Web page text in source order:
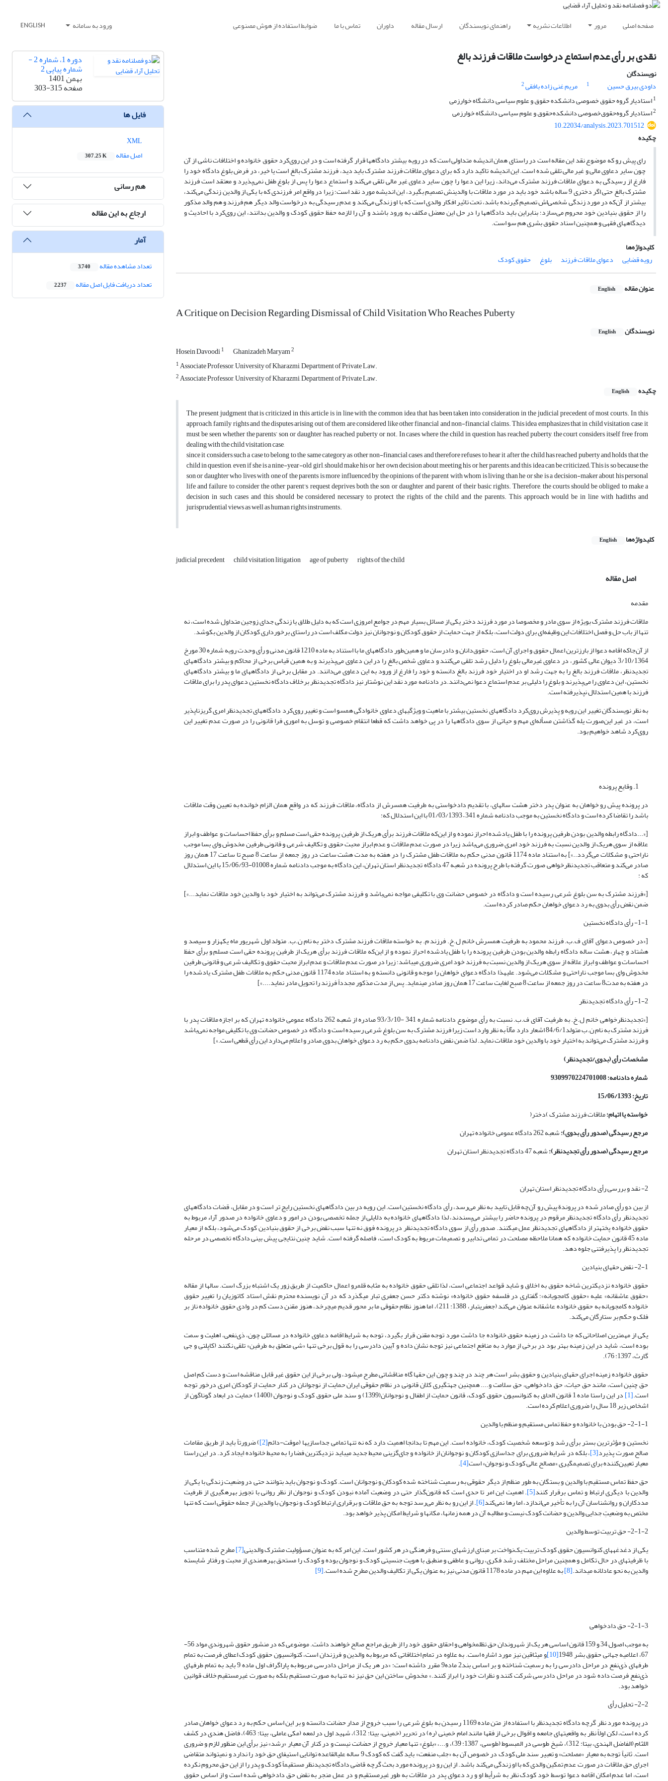
صفحه اصلی مرور اطلاعات نشریه راهنمای نویسندگان ارسال مقاله داوران تماس با ما ضوابط استفاده از هوش مصنوعی ورود به سامانه ENGLISH
نقدی بر رأی عدم استماع درخواست ملاقات فرزند بالغ
نویسندگان
داودی بیرق حسین
1 مریم غنی زاده بافقی2
1استادیار گروه حقوق خصوصی دانشکده حقوق و علوم سیاسی دانشگاه خوارزمی
2استادیار گروه‌حقوق‌خصوصی دانشکده‌حقوق‌ و‌ علوم‌ سیاسی دانشگاه‌ خوارزمی
10.22034/analysis.2023.701512
چکیده
رای پیش رو که موضوع نقد این مقاله است در راستای همان اندیشه متداولی است که در رویه بیشتر دادگاهها قرار گرفته است و در این روی‌کرد حقوق خانواده و اختلافات ناشی از آن
چون سایر دعاوی مالی و غیر مالی تلقی شده است. این اندیشه تاکید دارد که برای دعوای ملاقات فرزند مشترک باید دید، فرزند مشترک بالغ است یا خیر، در فرض بلوغ دادگاه خود را
فارغ از رسیدگی به دعوای ملاقات فرزند مشترک می‌داند، زیرا این دعوا را چون سایر دعاوی غیر مالی تلقی می‌کند و استماع دعوا را پس از بلوغ طفل نمی‌پذیرد و معتقد است فرزند
مشترک بالغ حتی اگر دختری 9 ساله باشد خود باید در مورد ملاقات با والدینش تصمیم بگیرد، این اندیشه مورد نقد است؛ زیرا در واقع امر فرزندی که با یکی از والدین زندگی می‌کند،
بیشتر از آن‌که در مورد زندگی شخصی‌اش تصمیم گیرنده باشد، تحت تاثیر افکار والدی است که با او زندگی می‌کند و عدم رسیدگی به درخواست والد دیگر هم فرزند و هم والد مذکور
را از حقوق بنیادین خود محروم می‌سازد؛ بنابراین باید دادگاهها را در حل این معضل مکلف به ورود باشند و آن را لازمه حفظ حقوق کودک و والدین بدانند، این روی‌کرد با احادیث و
دیدگاههای فقهی و همچنین اسناد حقوق بشری هم سو است.
کلیدواژه‌ها
رویه قضایی
دعوای ملاقات فرزند بلوغ حقوق کودک
عنوان مقاله English
A Critique on Decision Regarding Dismissal of Child Visitation Who Reaches Puberty
نویسندگان English
Hosein Davoodi1 Ghanizadeh Maryam2
1Associate Professor, University of Kharazmi, Department of Private Law.
2Associate Professor, University of Kharazmi, Department of Private Law.
چکیده
English
The present judgment that is criticized in this article is in line with the common idea that has been taken into consideration in the judicial precedent of most courts. In this
approach, family rights and the disputes arising out of them are considered like other financial and non-financial claims. This idea emphasizes that in child visitation case, it
must be seen whether the parents’ son or daughter has reached puberty or not. In cases where the child in question has reached puberty, the court considers itself free from
dealing with the child visitation case,
since it considers such a case to belong to the same category as other non-financial cases and therefore refuses to hear it after the child has reached puberty and holds that the
child in question, even if she is a nine-year-old girl, should make his or her own decision about meeting his or her parents, and this idea can be criticized; This is so because the
son or daughter who lives with one of the parents is more influenced by the opinions of the parent with whom is living than he or she is a decision-maker about his personal
life and failure to consider the other parent's request deprives both the son or daughter and parent of their basic rights. Therefore, the courts should be obliged to make a
decision in such cases and this should be considered necessary to protect the rights of the child and the parents. This approach would be in line with hadiths and
jurisprudential views as well as human rights instruments.
کلیدواژه‌ها English
judicial precedent child visitation litigation age of puberty rights of the child
اصل مقاله
مقدمه
ملاقات فرزند مشترک بویژه از سوی مادر و مخصوصا در مورد فرزند دختر یکی از مسائل بسیار مهم در جوامع امروزی است که به دلیل طلاق یا زندگی جدای زوجین متداول شده است، نه
تنها از باب حل و فصل اختلافات این وظیفه‌ای برای دولت است، بلکه از جهت حمایت از حقوق کودکان و نوجوانان نیز دولت مکلف است در راستای برخورداری کودکان از والدین بکوشد.
از آن‌جاکه اقامه دعوا از بارزترین اعمال حقوق و اجرای آن است، حقوق‌دانان و دادرسان ما و همین‌طور دادگاههای ما با استناد به ماده 1210 قانون مدنی و رأی وحدت رویه شماره 30 مورخ
3/10/1364 دیوان عالی کشور، در دعاوی غیرمالی بلوغ را دلیل رشد تلقی می‌کنند و دعاوی شخص بالغ را در این دعاوی می‌پذیرند و به همین قیاس برخی از محاکم و بیشتر دادگاههای
تجدیدنظر، ملاقات فرزند بالغ را به جهت رشد او در اختیار خود فرزند بالغ دانسته و خود را فارغ از ورود به این دعاوی می‌دانند. در مقابل برخی از دادگاههای ما و بیشتر دادگاههای
نخستین، این دعاوی را می‌پذیرند و بلوغ را دلیلی بر عدم استماع دعوا نمی‌دانند.در دادنامه مورد نقد این نوشتار نیز دادگاه تجدیدنظر برخلاف دادگاه نخستین دعوای پدر را برای ملاقات
فرزند با همین استدلال نپذیرفته است.
به نظر نویسندگان تغییر این رویه و پذیرش روی‌کرد دادگاههای نخستین بیشتر با ماهیت و ویژگیهای دعاوی خانوادگی همسو است و تغییر روی‌کرد دادگاههای تجدیدنظر امری گریزناپذیر
است، در غیر این‌صورت یله گذاشتن مسأله‌ای مهم و حیاتی از سوی دادگاهها را در پی خواهد داشت که قطعا انتقام خصوصی و توسل به اموری فرا قانونی را در صورت عدم تغییر این
روی‌کرد شاهد خواهیم بود.
وقایع پرونده
در پرونده پیش رو خواهان به عنوان پدر دختر هشت ساله­ای، با تقدیم دادخواستی به طرفیت همسرش از دادگاه، ملاقات فرزند که در واقع همان الزام خوانده به تعیین وقت ملاقات
باشد را تقاضا کرده است و دادگاه نخستین به موجب دادنامه شماره 341 – 01/03/1393 با این استدلال که:
[«...دادگاه رابطه والدین بودن طرفین پرونده را با طفل یادشده احراز نموده و از این‌که ملاقات فرزند برأی هریک از طرفین پرونده حقی است مسلم و برأی حفظ احساسات و عواطف و ابراز
علاقه از سوی هریک از والدین نسبت به فرزند خود امری ضروری می‌باشد زیرا در صورت عدم ملاقات و عدم ابراز محبت حقوق و تکالیف شرعی و قانونی طرفین مخدوش و‌ای بسا موجب
ناراحتی و مشکلات می‌گردد..»] به استناد ماده 1174 قانون مدنی حکم به ملاقات طفل مشترک را در هفته به مدت هشت ساعت در روز جمعه از ساعت 8 صبح تا ساعت 17 همان روز
صادر می‌کند و متعاقب تجدیدنظرخواهی صورت گرفته با طرح پرونده در شعبه 47 دادگاه تجدیدنظر استان تهران، این دادگاه به موجب دادنامه شماره 01008-15/06/93 با این استدلال
که :
[«فرزند مشترک به سن بلوغ شرعی رسیده است و دادگاه در خصوص حضانت وی با تکلیفی مواجه نمی‌باشد و فرزند مشترک می‌تواند به اختیار خود با والدین خود ملاقات نماید...»]
ضمن نقض رأی بدوی به رد دعوای خواهان حکم صادر کرده است.
1-1- رأی دادگاه نخستین
[«در خصوص دعوای آقای ف.ب. فرزند محمود به طرفیت همسرش خانم ل.خ. فرزند م. به خواسته ملاقات فرزند مشترک دختر به نام ن.ب. متولد اول شهریور ماه یکهزار و سیصد و
هشتاد و چهار، هشت ساله دادگاه رابطه والدین بودن طرفین پرونده را با طفل یادشده احراز نموده و از این‌که ملاقات فرزند برأی هریک از طرفین پرونده حقی است مسلم و برأی حفظ
احساسات و عواطف و ابراز علاقه از سوی هریک از والدین نسبت به فرزند خود امری ضروری می­باشد؛ زیرا در صورت عدم ملاقات و عدم ابراز محبت حقوق و تکالیف شرعی و قانونی طرفین
مخدوش و‌ای بسا موجب ناراحتی و مشکلات می‌شود. علی­هذا دادگاه دعوای خواهان را موجه و قانونی دانسته و به استناد ماده 1174 قانون مدنی حکم به ملاقات طفل مشترک یادشده را
در هفته به مدت8 ساعت در روز جمعه از ساعت 8 صبح لغایت ساعت 17 همان روز صادر می­نماید. پس از مدت مذکور مجدداً فرزند را تحویل مادر نماید....»]
1-2- رأی دادگاه تجدیدنظر
[«تجدیدنظرخواهی خانم ل.خ. به طرفیت آقای ف.ب. نسبت به رأی موضوع دادنامه شماره 341 -93/3/10 صادره از شعبه 262 دادگاه عمومی خانواده تهران که بر اجازه ملاقات پدر با
فرزند مشترک به نام ن.ب متولد84/6/1 اشعار دارد مآلاً به نظر وارد است زیرا فرزند مشترک به سن بلوغ شرعی رسیده است و دادگاه در خصوص حضانت وی با تکلیفی مواجه نمی‌باشد
و فرزند مشترک می‌تواند به اختیار خود با والدین خود ملاقات نماید. لذا ضمن نقض دادنامه بدوی حکم به رد دعوای خواهان بدوی صادر و اعلام می‌دارد این رأی قطعی است.»]
مشخصات رأی (بدوی/تجدیدنظر)
شماره دادنامه: 9309970224701008
تاریخ: 15/06/1393
خواسته یا اتهام:ملاقات فرزند مشترک )دختر(
مرجع رسیدگی‌ (صدور رأی بدوی):شعبه 262 دادگاه عمومی خانواده تهران
مرجع رسیدگی‌ (صدور رأی تجدیدنظر):شعبه 47 دادگاه تجدیدنظر استان تهران
2- نقد و بررسی رأی دادگاه تجدیدنظر استان تهران
از بین دو رأی صادر شده در پروندة پیش رو آن‌چه قابل تایید به نظر می‌رسد، رأی دادگاه نخستین است. این رویه در بین دادگاههای نخستین رایج تر است و در مقابل، قضات دادگاههای
تجدیدنظر رأی دادگاه تجدیدنظر مرقوم در پرونده حاضر را بیشتر می‌پسندند، لذا دادگاههای خانواده به دلایلی از جمله تخصصی بودن در امور و دعاوی خانواده در صدور آراء مربوط به
حقوق خانواده پخته­تر از دادگاههای تجدیدنظر عمل می­کنند. صدور رأی از سوی دادگاه تجدیدنظر در پرونده فوق نه تنها سبب نقض برخی از حقوق بنیادین کودک می‌شود، بلکه از معیار
ماده 45 قانون حمایت خانواده که همانا ملاحظه مصلحت در تمامی تدابیر و تصمیمات مربوط به کودک است، فاصله گرفته است. شاید چنین نتایجی پیش بینی دادگاه تخصصی در مرحله
تجدیدنظر را پذیرفتنی جلوه دهد.
2-1- نقض حقهای بنیادین
حقوق خانواده نزدیک­ترین شاخه حقوق به اخلاق و شاید قواعد اجتماعی است، لذا تلقی حقوق خانواده به مثابه قلمرو اعمال حاکمیت از طریق زور یک اشتباه بزرگ است. سالها از مقاله
«حقوق عاشقانه» علیه «حقوق کامجویانه»؛ گفتاری در فلسفه حقوق خانواده» نوشته دکتر حسن جعفری تبار می­گذرد که در آن نویسنده محترم نقش استاد کاتوزیان را تغییر حقوق
خانواده کامجویانه به حقوق خانواده عاشقانه عنوان می‌کند (جعفری­تبار، 1388: 211)، اما هنوز نظام حقوقی ما بر محور قدیم می­چرخد، هنوز مقنن دست کم در وادی حقوق خانواده ناز بر
فلک و حکم بر ستارگان می‌کند.
یکی از مهم­ترین اصلاحاتی که جا داشت در زمینه حقوق خانواده جا داشت مورد توجه مقنن قرار بگیرد، توجه به شرایط اقامه دعاوی خانواده در مسائلی چون، ذی‌نفعی، اهلیت و سمت
بوده است، شاید در این زمینه بهتر بود در برخی از موارد به منافع اجتماعی نیز توجه نشان داده و آیین دادرسی را به قول برخی تنها «شی متعلق به طرفین» تلقی نکنند (کاپلتی و جی
گارث، 1397: 76).
حقوق خانواده زمینه اجرای حقهای بنیادین و حقوق بشر است هر چند در چند و چون این حقها گاه مناقشاتی مطرح می­شود، ولی برخی از این حقوق غیر قابل مناقشه است و دست کم اصل
حق چنین است، مانند حق حیات، حق دادخواهی، حق سلامت و.... همچنین جهت­گیری کلان قانونی در نظام حقوقی ایران حمایت از نوجوانان در کنار حمایت از کودکان امری درخور توجه
است.[1] در این راستا ماده 1 قانون الحاق به کنوانسیون حقوق کودک، قانون حمایت از اطفال و نوجوانان(1399) و سند ملی حقوق کودک و نوجوان (1400) حمایت در ابعاد گوناگون از
اشخاص زیر 18 سال را ضروری اعلام کرده است.
2-1-1- حق بودن با خانواده و حفظ تماس مستقیم و منظم با والدین
نخستین و مؤثرترین بستر برأی رشد و توسعه شخصیت کودک، خانواده است. این مهم تا بدانجا اهمیت دارد که نه تنها تمامی جداسازیها (موقت-دائم[2] ) ضرورتاً باید از طریق مقامات
صالح صورت پذیرد[3] ، بلکه در شرایط ضروری برای جداسازی کودکان و نوجوانان از خانواده و جای‌گزینی محیط جدید می­باید نزدیکترین فضا را به محیط خانواده ایجاد کرد. در این راستا
معیار تعیین‌کننده برای تصمیم­گیری «مصالح عالی کودک و نوجوان» است[4]
.
حق حفظ تماس مستقیم با والدین و بستگان به طور منظم از دیگر حقوقی به رسمیت شناخته شده کودکان و نوجوانان است. کودک و نوجوان باید بتوانند حتی در وضعیت زندگی با یکی از
والدین با دیگری ارتباط و تماس برقرار کنند[5] . اهمیت این امر تا حدی است که قانون‌گذار حتی در وضعیت آماده نبودن کودک و نوجوان از نظر روانی با تجویز بهره­گیری از ظرفیت
مددکاران و روان­شناسان آن را به تأخیر می‌اندازد، اما رها نمی‌کند[6] . از این رو به نظر می‌رسد توجه به حق ملاقات و برقراری ارتباط کودک و نوجوان با والدین از جمله حقوقی است که تنها
مختص به وضعیتِ جدایی والدین و حضانت کودک نیست و مطالبه آن در همه زمانها، مکانها و شرایط امکان پذیر خواهد بود.
2-1-2- حق تربیت توسط والدین
یکی از دغدغه­های کنوانسیون حقوق کودک تربیت یک‌نواخت بر مبنای ارزشهای سنتی و فرهنگی در هر کشور است. این امر که به عنوان مسؤولیت مشترک والدینی[7] مطرح شده متناسب
با ظرفیتهای در حال تکامل و همچنین مراحل مختلف رشد فکری، روانی و عاطفی و منطبق با هویت جنسیتی کودک و نوجوان بوده و کودک را مستحق بهره­مندی از محبت و رفتار شایسته
والدین به نحو عادلانه می­داند.[8] به علاوه این مهم در ماده 1178 قانون مدنی نیز به عنوان یکی از تکالیف والدین مطرح شده است. [9]
2-1-3- حق دادخواهی
به موجب اصول 34 و 159 قانون اساسی هر یک از شهروندان حق تظلم­خواهی و احقاق حقوق خود را از طریق مراجع صالح خواهند داشت. موضوعی که در منشور حقوق شهروندی مواد 56-
67، اعلامیه جهانی حقوق بشر 1948 [10] و میثاقین نیز مورد اشاره است. به علاوه در تمام اختلافاتی که مربوط به والدین و فرزندان است، کنوانسیون حقوق کودک اعطای فرصت به تمام
طرفهای ذی‌نفع در مراحل دادرسی را به رسمیت شناخته و بر اساس بند2 ماده9 مقرر داشته است: «در هر یک از مراحل دادرسی مربوط به پاراگراف اول ماده 9 باید به تمام طرفهای
ذی‌نفع فرصت داده شود در مراحل دادرسی شرکت کنند و نظرات‌ خود را ابراز کنند.» مخدوش ساختن این حق نیز نه تنها به صورت مستقیم بلکه به صورت غیرمستقیم خلاف قوانین
خواهد بود.
2-2- تحلیل رأی
در پرونده مورد نظر گرچه دادگاه تجدیدنظر با استفاده از متن ماده 1169 رسیدن به بلوغ شرعی را سبب خروج از مدار حضانت دانسته و بر این اساس حکم به رد دعوای خواهان صادر
کرده است، لکن اولاً نظر به واقعیتهای جامعه و اقوال برخی از فقها مانند امام خمینی (ره) در تحریر (خمینی، بی­تا: 312)، شهید اول در لمعه (مکی عاملی، بی­تا: 463)، فاضل هندی در کشف
اللثام (الفاضل الهندی، بی­تا: 312)، شیخ طوسی در المبسوط (طوسی، 1387: 39)، و...، «بلوغ» تنها معیار خروج از حضانت نیست و در کنار آن معیار «رشد» نیز برأی این منظور لازم و ضروری
است. ثانیاً توجه به معیار «مصلحت» و تعبیر سند ملی کودک در خصوص آن به «جلب منفعت» باید گفت که کودک 9 ساله علی­القاعده توانایی استیفای حق خود را ندارد و نمی­تواند متقاضی
اجرای حق ملاقات در صورت عدم تمکین والدی که با او زندگی می‌کند باشد. از این رو در پرونده مورد بحث گرچه قاضی دادگاه تجدیدنظر مستقیماً کودک و پدر را از این حق محروم نکرده
است، اما عدم امکان اقامه دعوا توسط خود کودک نظر به شرأیط او و رد دعوای پدر در ملاقات به طور غیرمستقیم و در عمل منجر به نقض حق دادخواهی شده است و از اساس حقوق
دوره 1، شماره 2 -
شماره پیاپی 2
بهمن 1401
صفحه303-315
فایل ها
اصل مقاله
307.25 K
هم رسانی
ارجاع به این مقاله
آمار
تعداد مشاهده مقاله 3,740
تعداد دریافت فایل اصل مقاله 2,237